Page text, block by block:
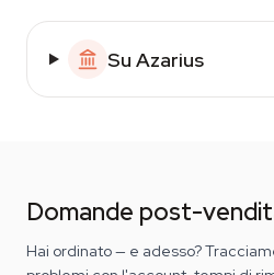
Su Azarius
Domande post-
Hai ordinato — e adesso?